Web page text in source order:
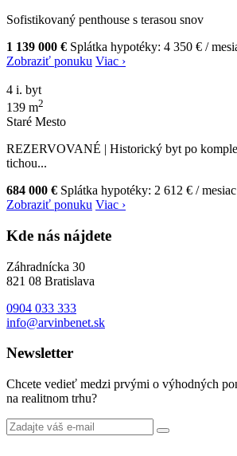
Sofistikovaný penthouse s terasou snov
1 139 000 € Splátka hypotéky: 4 350 € /
Zobraziť ponuku Viac ›
4 i. byt
139 m2
Staré Mesto
REZERVOVANÉ | Historický byt po
tichou...
684 000 € Splátka hypotéky: 2 612 € / mesiac
Zobraziť ponuku Viac ›
Kde nás nájdete
Záhradnícka 30
821 08 Bratislava
0904 033 333
info@arvinbenet.sk
Newsletter
Chcete vedieť medzi prvými o výhodných
na realitnom trhu?